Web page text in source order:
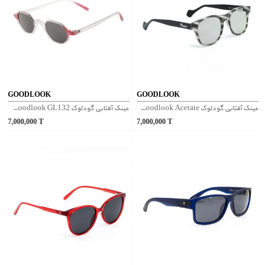
GOODLOOK
عینک آفتابی گودلوک Goodlook GL132 - قرمز
7,000,000T
GOODLOOK
عینک آفتابی گودلوک Goodlook Acetate - پلنگی تیره
7,000,000 T